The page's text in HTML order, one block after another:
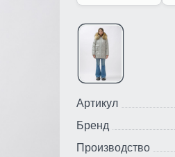
Артикул
Бренд
Производство